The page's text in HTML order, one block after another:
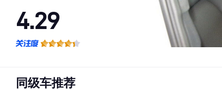
4.29
·空间表现一般，低于99%同级车
同级车推荐